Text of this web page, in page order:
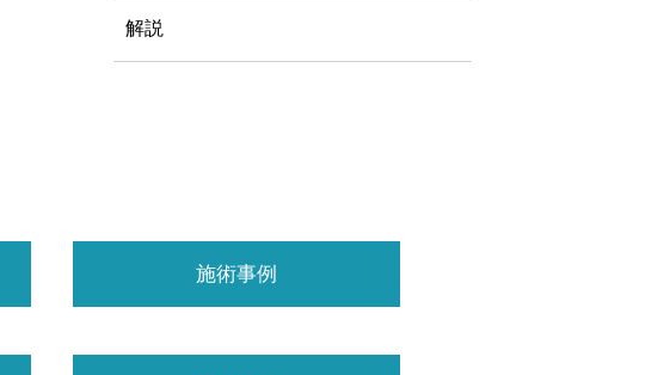
解説
施術事例